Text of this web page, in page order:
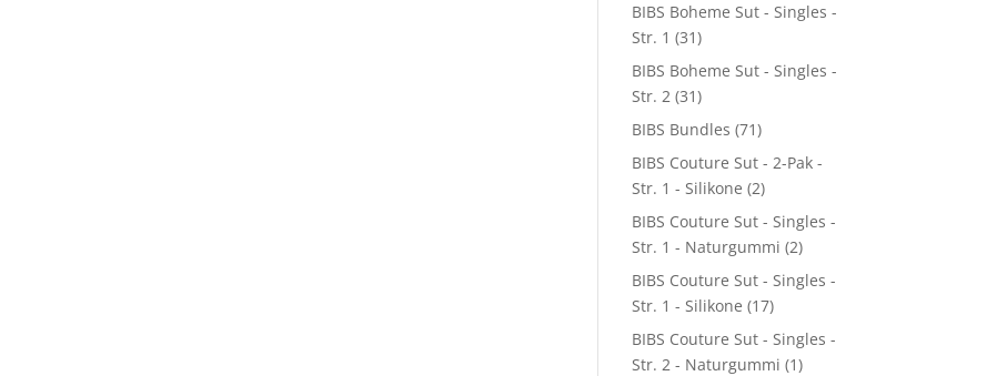
BIBS Boheme Sut - Singles -
Str. 1 (31)
BIBS Boheme Sut - Singles -
Str. 2 (31)
BIBS Bundles (71)
BIBS Couture Sut - 2-Pak -
Str. 1 - Silikone (2)
BIBS Couture Sut - Singles -
Str. 1 - Naturgummi (2)
BIBS Couture Sut - Singles -
Str. 1 - Silikone (17)
BIBS Couture Sut - Singles -
Str. 2 - Naturgummi (1)